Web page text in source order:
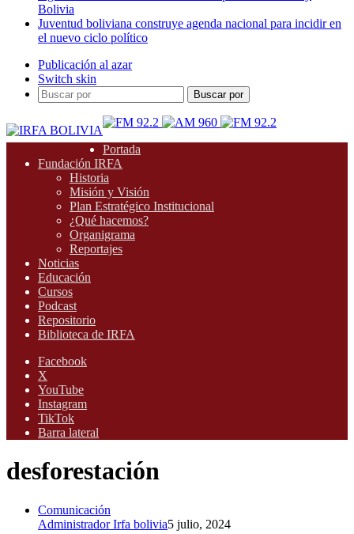
Bolivia
Juventud boliviana construye agenda nacional para incidir en
el nuevo ciclo político
Publicación al azar
Switch skin
Buscar por
Portada
Fundación IRFA
Historia
Misión y Visión
Plan Estratégico Institucional
¿Qué hacemos?
Organigrama
Reportajes
Noticias
Educación
Cursos
Podcast
Repositorio
Biblioteca de IRFA
Facebook
X
YouTube
Instagram
TikTok
Barra lateral
desforestación
Comunicación
Administrador Irfa bolivia5 julio, 2024